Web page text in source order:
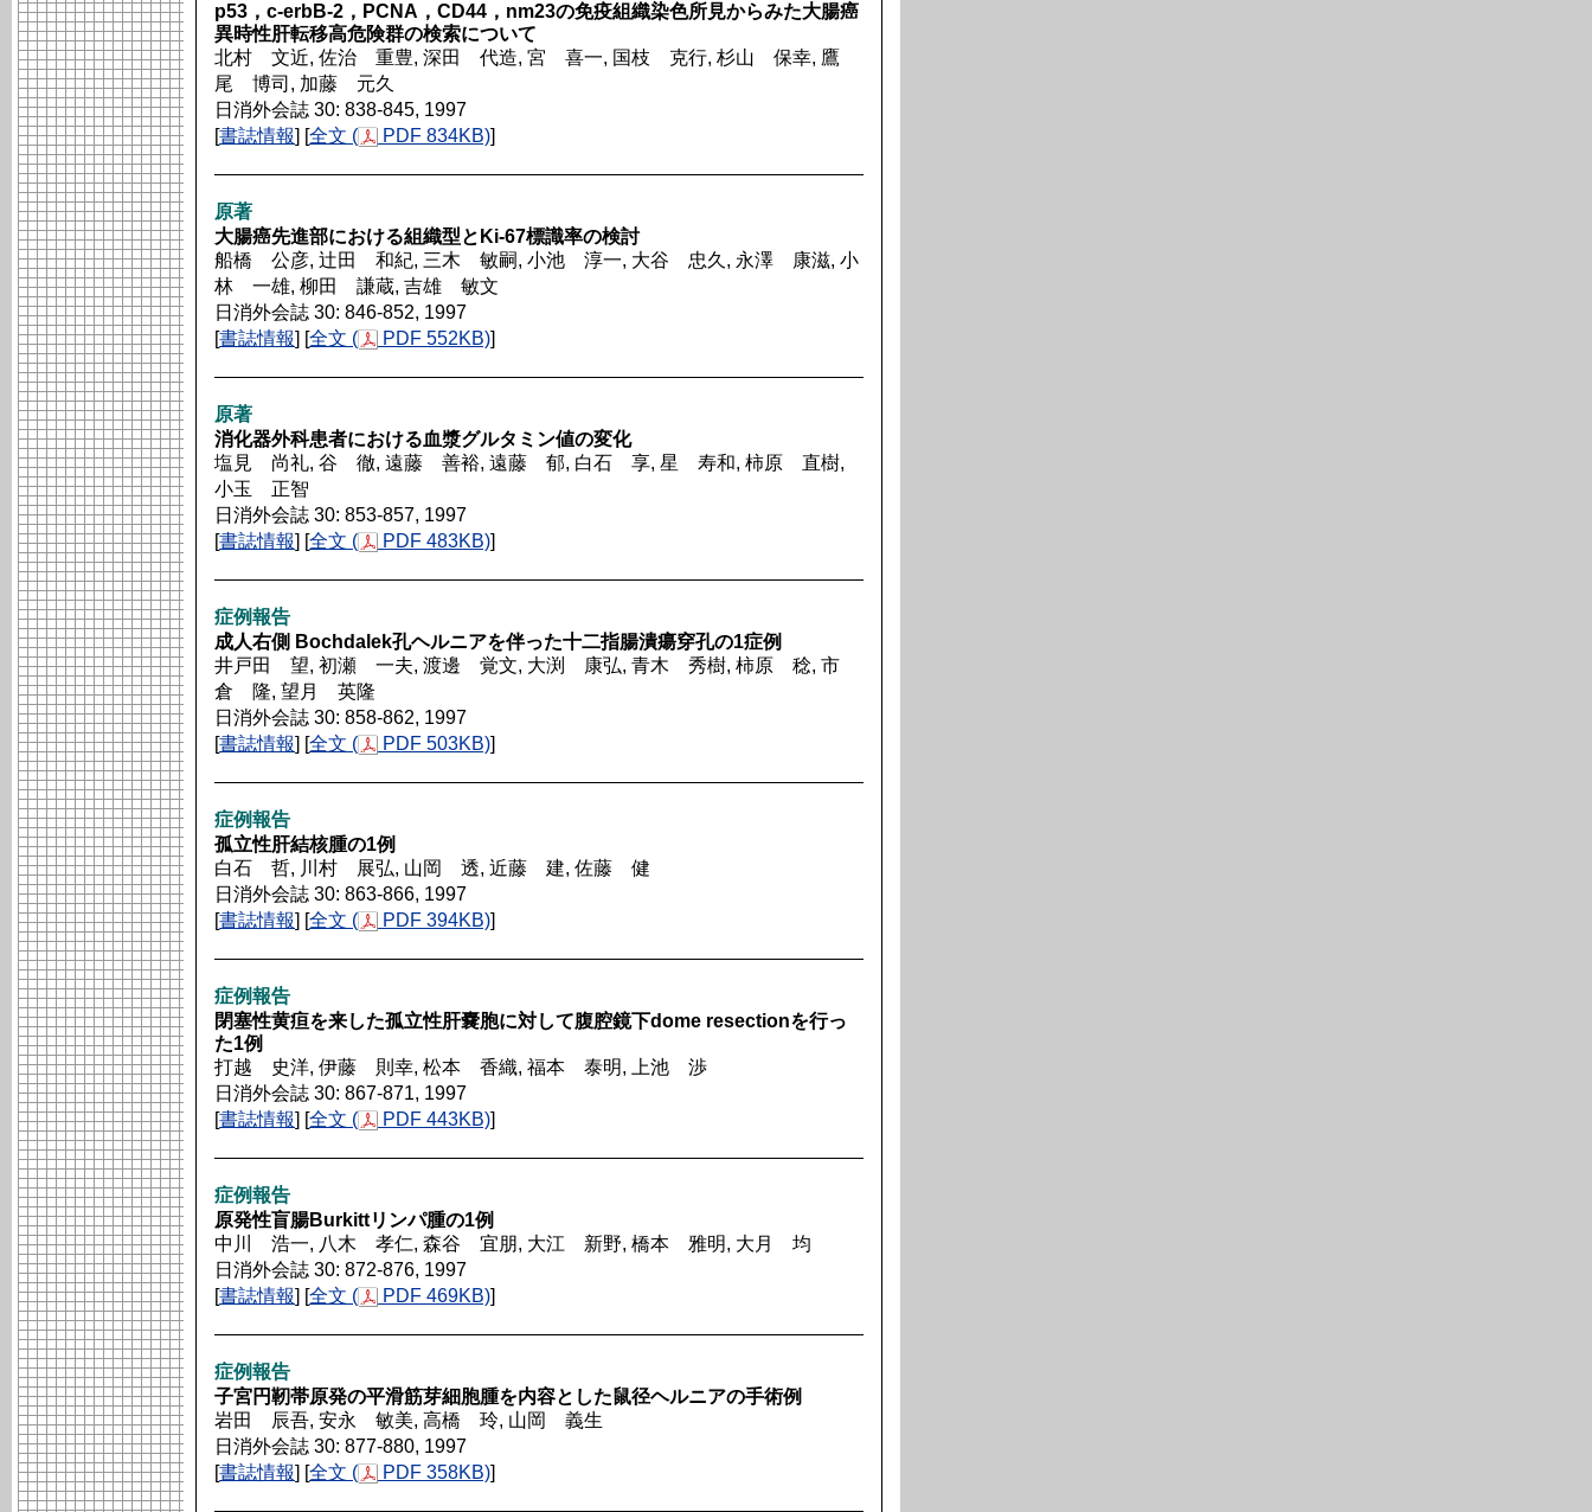
p53，c-erbB-2，PCNA，CD44，nm23の免疫組織染色所見からみた大腸癌
異時性肝転移高危険群の検索について
北村 文近, 佐治 重豊, 深田 代造, 宮 喜一, 国枝 克行, 杉山 保幸, 鷹
尾 博司, 加藤 元久
日消外会誌 30: 838-845, 1997
[書誌情報] [全文 ( PDF 834KB)]
原著
大腸癌先進部における組織型とKi-67標識率の検討
船橋 公彦, 辻田 和紀, 三木 敏嗣, 小池 淳一, 大谷 忠久, 永澤 康滋, 小
林 一雄, 柳田 謙蔵, 吉雄 敏文
日消外会誌 30: 846-852, 1997
[書誌情報] [全文 ( PDF 552KB)]
原著
消化器外科患者における血漿グルタミン値の変化
塩見 尚礼, 谷 徹, 遠藤 善裕, 遠藤 郁, 白石 享, 星 寿和, 柿原 直樹,
小玉 正智
日消外会誌 30: 853-857, 1997
[書誌情報] [全文 ( PDF 483KB)]
症例報告
成人右側 Bochdalek孔ヘルニアを伴った十二指腸潰瘍穿孔の1症例
井戸田 望, 初瀬 一夫, 渡邊 覚文, 大渕 康弘, 青木 秀樹, 柿原 稔, 市
倉 隆, 望月 英隆
日消外会誌 30: 858-862, 1997
[書誌情報] [全文 ( PDF 503KB)]
症例報告
孤立性肝結核腫の1例
白石 哲, 川村 展弘, 山岡 透, 近藤 建, 佐藤 健
日消外会誌 30: 863-866, 1997
[書誌情報] [全文 ( PDF 394KB)]
症例報告
閉塞性黄疸を来した孤立性肝嚢胞に対して腹腔鏡下dome resectionを行っ
た1例
打越 史洋, 伊藤 則幸, 松本 香織, 福本 泰明, 上池 渉
日消外会誌 30: 867-871, 1997
[書誌情報] [全文 ( PDF 443KB)]
症例報告
原発性盲腸Burkittリンパ腫の1例
中川 浩一, 八木 孝仁, 森谷 宜朋, 大江 新野, 橋本 雅明, 大月 均
日消外会誌 30: 872-876, 1997
[書誌情報] [全文 ( PDF 469KB)]
症例報告
子宮円靭帯原発の平滑筋芽細胞腫を内容とした鼠径ヘルニアの手術例
岩田 辰吾, 安永 敏美, 高橋 玲, 山岡 義生
日消外会誌 30: 877-880, 1997
[書誌情報] [全文 ( PDF 358KB)]